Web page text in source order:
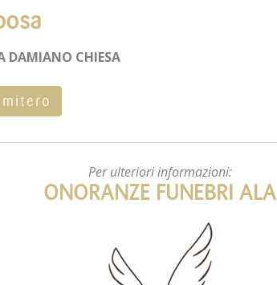
DAMIANO CHIESA
Per ulteriori informazioni:
ONORANZE FUNEBRI ALA